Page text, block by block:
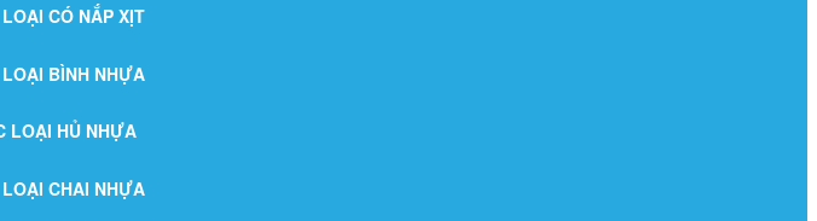
CÓ NẮP XỊT
BÌNH NHỰA
LOẠI HỦ NHỰA
CHAI NHỰA